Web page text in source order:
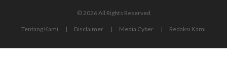
© 2026 All Rights Reserved
Tentang Kami Disclaimer Media Cyber Redaksi Kami